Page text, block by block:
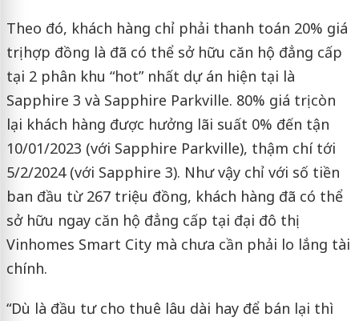
Theo đó, khách hàng chỉ phải thanh toán 20% giá
trị hợp đồng là đã có thể sở hữu căn hộ đẳng cấp
tại 2 phân khu “hot” nhất dự án hiện tại là
Sapphire 3 và Sapphire Parkville. 80% giá trị còn
lại khách hàng được hưởng lãi suất 0% đến tận
10/01/2023 (với Sapphire Parkville), thậm chí tới
5/2/2024 (với Sapphire 3). Như vậy chỉ với số tiền
ban đầu từ 267 triệu đồng, khách hàng đã có thể
sở hữu ngay căn hộ đẳng cấp tại đại đô thị
Vinhomes Smart City mà chưa cần phải lo lắng tài
chính.
“Dù là đầu tư cho thuê lâu dài hay để bán lại thì